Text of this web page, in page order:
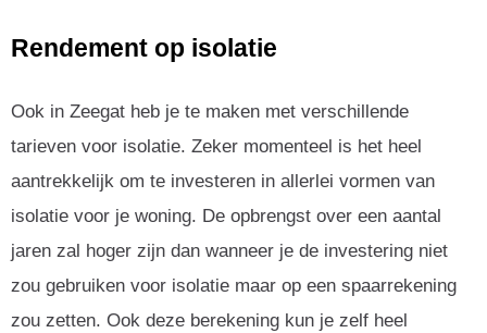
Rendement op isolatie
Ook in Zeegat heb je te maken met verschillende
tarieven voor isolatie. Zeker momenteel is het heel
aantrekkelijk om te investeren in allerlei vormen van
isolatie voor je woning. De opbrengst over een aantal
jaren zal hoger zijn dan wanneer je de investering niet
zou gebruiken voor isolatie maar op een spaarrekening
zou zetten. Ook deze berekening kun je zelf heel